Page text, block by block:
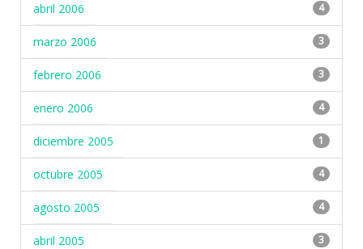
abril 2006 4
marzo 2006 3
febrero 2006 3
enero 2006 4
diciembre 2005 1
octubre 2005 4
agosto 2005 4
abril 2005 3